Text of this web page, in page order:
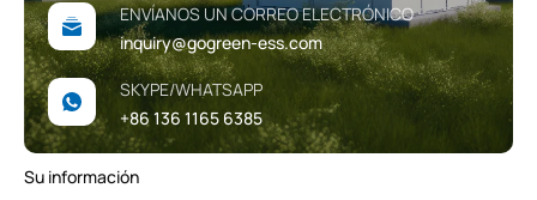
ENVÍANOS UN CORREO ELECTRÓNICO
inquiry@gogreen-ess.com
SKYPE/WHATSAPP
+86 136 1165 6385
Su información